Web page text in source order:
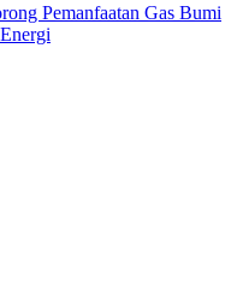
Pemanfaatan Gas Bumi